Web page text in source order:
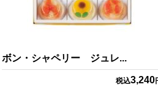
ボン・シャペリー ジュレ...
税込3,240